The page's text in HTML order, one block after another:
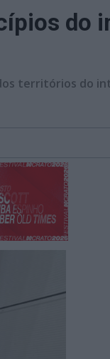
do
territórios do